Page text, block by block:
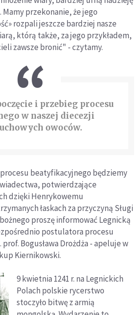
Mamy przekonanie, że jego
rozpali jeszcze bardziej nasze
którą także, za jego przykładem,
zawsze bronić" - czytamy.
i przebieg procesu
w naszej diecezji
owoców.
beatyfikacyjnego będziemy
potwierdzające
dzięki Henrykowemu
łaskach za przyczyną Sługi
proszę informować Legnicką
postulatora procesu
Bogusława Drożdża - apeluje w
Kiernikowski.
9 kwietnia 1241 r. na Legnickich
Polach polskie rycerstwo
stoczyło bitwę z armią